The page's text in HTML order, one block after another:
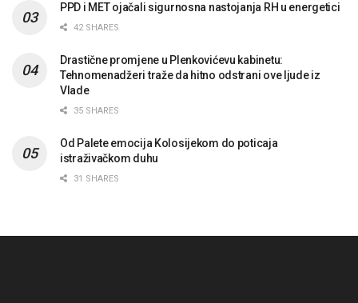
PPD i MET ojačali sigurnosna nastojanja RH u energetici
42 SHARES
Drastične promjene u Plenkovićevu kabinetu:
Tehnomenadžeri traže da hitno odstrani ove ljude iz
Vlade
35 SHARES
Od Palete emocija Kolosijekom do poticaja
istraživačkom duhu
31 SHARES